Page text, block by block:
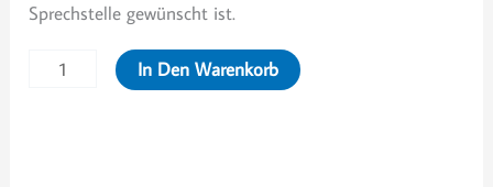
Sprechstelle gewünscht ist.
ICOM
In Den Warenkorb